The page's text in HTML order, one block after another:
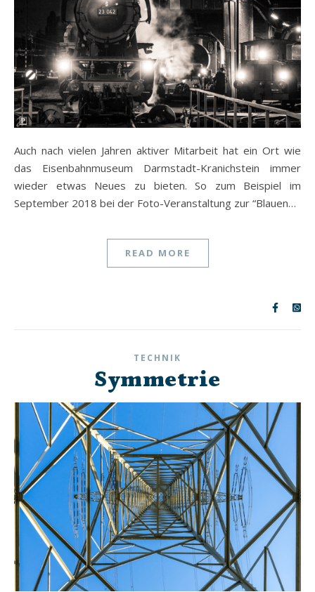
Auch nach vielen Jahren aktiver Mitarbeit hat ein Ort wie
das Eisenbahnmuseum Darmstadt-Kranichstein immer
wieder etwas Neues zu bieten. So zum Beispiel im
September 2018 bei der Foto-Veranstaltung zur “Blauen…
READ MORE
TECHNIK
Symmetrie